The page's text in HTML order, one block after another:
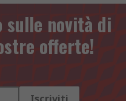
sulle novità di
offerte!